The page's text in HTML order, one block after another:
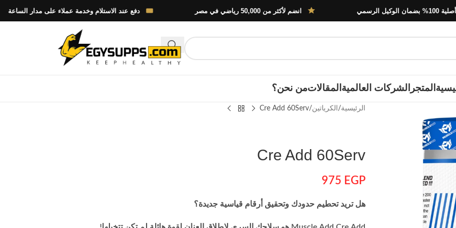
دفع عند الاستلام وخدمة عملاء على مدار الساعة انضم لأكثر من 50,000 رياضي في مصر
المتجر الشركات العالمية المقالاتمن نحن؟
الرئيسية الكرياتين Cre Add 60Serv
Cre Add 60Serv
975 EGP
هل تريد تحطيم حدودك وتحقيق أرقام قياسية جديدة؟